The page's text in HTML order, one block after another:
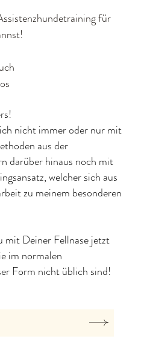
für
nicht immer oder nur mit
aus der
darüber hinaus noch mit
welcher sich aus
zu meinem besonderen
Deiner Fellnase jetzt
im normalen
Form nicht üblich sind!
alternativen
Erfolge bspw.: Bei einem